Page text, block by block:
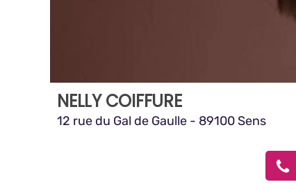
NELLY COIFFURE
12 rue du Gal de Gaulle - 89100 Sens